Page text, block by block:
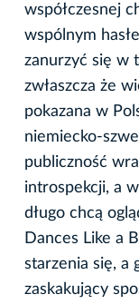
współczesnej
wspólnym
zanurzyć się w
zwłaszcza że
pokazana w
niemiecko-
publiczność
introspekcji, a
długo chcą
Dances Like a
starzenia się, a
zaskakujący